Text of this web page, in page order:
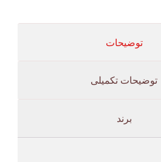
توضیحات
توضیحات تکمیلی
برند